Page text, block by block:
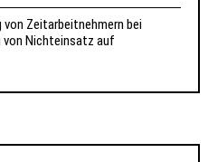
von Zeitarbeitnehmern bei
von Nichteinsatz auf